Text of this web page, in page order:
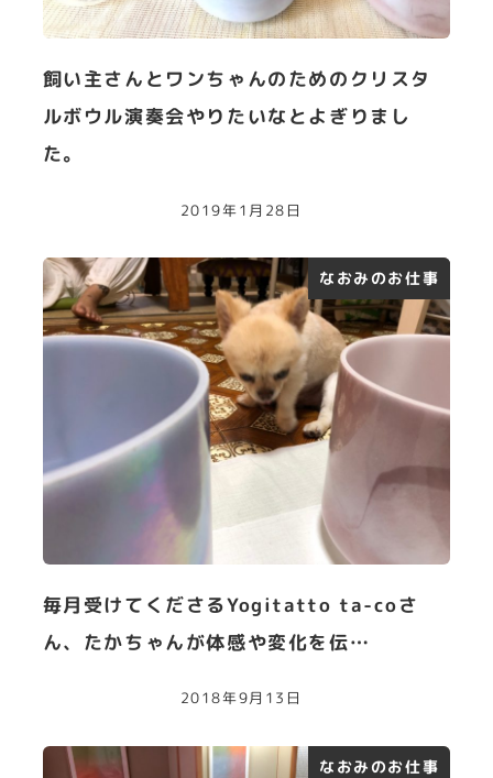
飼い主さんとワンちゃんのためのクリスタ
ルボウル演奏会やりたいなとよぎりまし
た。
2019年1月28日
なおみのお仕事
毎月受けてくださるYogitatto ta-coさ
ん、たかちゃんが体感や変化を伝…
2018年9月13日
なおみのお仕事